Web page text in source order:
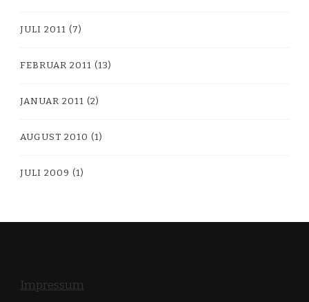
JULI 2011 (7)
FEBRUAR 2011 (13)
JANUAR 2011 (2)
AUGUST 2010 (1)
JULI 2009 (1)
Impressum